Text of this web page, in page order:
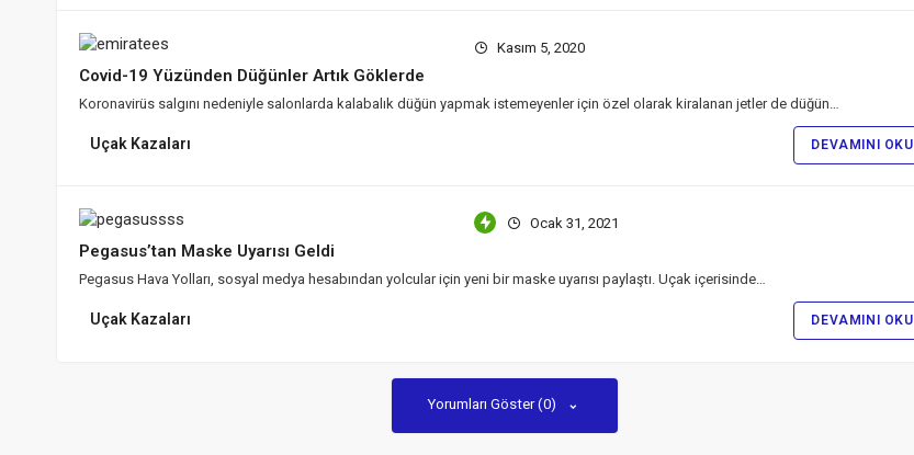
Kasım 5, 2020
Covid-19 Yüzünden Düğünler Artık Göklerde
Koronavirüs salgını nedeniyle salonlarda kalabalık düğün yapmak istemeyenler için özel olarak kiralanan jetler de düğün…
Uçak Kazaları DEVAMINI OKU
Ocak 31, 2021
Pegasus’tan Maske Uyarısı Geldi
Pegasus Hava Yolları, sosyal medya hesabından yolcular için yeni bir maske uyarısı paylaştı. Uçak içerisinde…
Uçak Kazaları DEVAMINI OKU
Yorumları Göster (0)